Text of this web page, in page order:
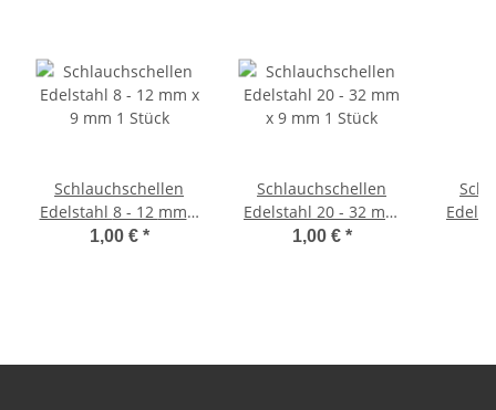
Schlauchschellen
Edelstahl 8 - 12 mm x
9 mm 1 Stück
1,00 € *
Schlauchschellen
Edelstahl 20 - 32 mm
x 9 mm 1 Stück
1,00 € *